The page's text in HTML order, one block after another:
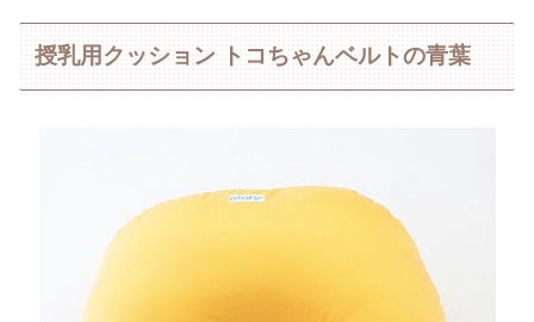
授乳用クッション トコちゃんベルトの青葉